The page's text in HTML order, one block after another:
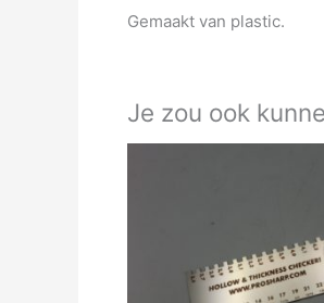
Gemaakt van plastic.
Je zou ook